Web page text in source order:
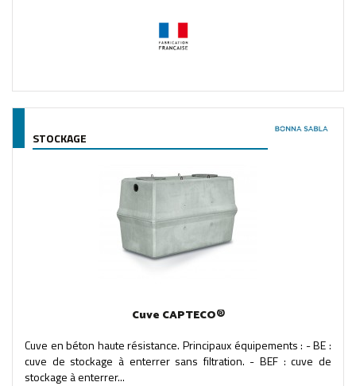
STOCKAGE
Cuve CAPTECO®
Cuve en béton haute résistance. Principaux équipements : - BE :
cuve de stockage à enterrer sans filtration. - BEF : cuve de
stockage à enterrer...